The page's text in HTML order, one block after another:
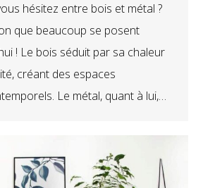
hésitez entre bois et métal ?
que beaucoup se posent
! Le bois séduit par sa chaleur
créant des espaces
Le métal, quant à lui,…